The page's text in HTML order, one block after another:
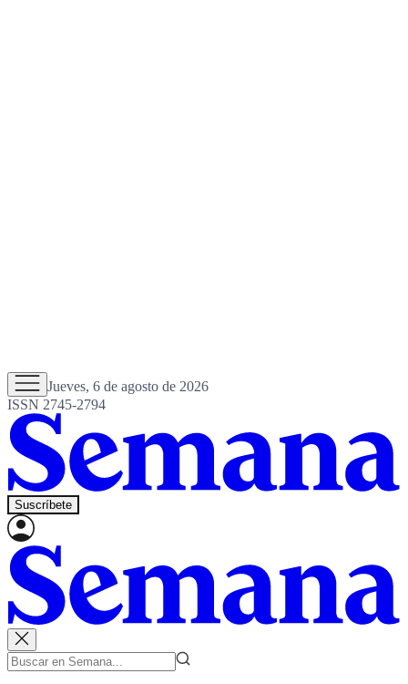
Jueves, 6 de agosto de 2026
ISSN 2745-2794
Suscríbete